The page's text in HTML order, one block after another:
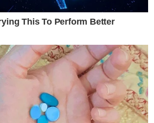
This To Perform Better